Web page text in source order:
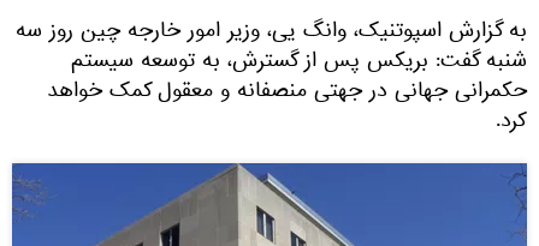
به گزارش اسپوتنیک، وانگ یی، وزیر امور خارجه چین روز سه
شنبه گفت: بریکس پس از گسترش، به توسعه سیستم
حکمرانی جهانی در جهتی منصفانه و معقول کمک خواهد
کرد.